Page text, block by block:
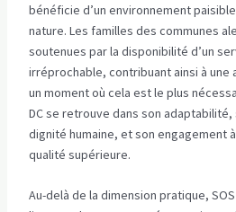
bénéficie d’un environnement
nature. Les familles des communes
soutenues par la disponibilité d’un
irréprochable, contribuant ainsi à
un moment où cela est le plus
DC se retrouve dans son
dignité humaine, et son engagement
qualité supérieure.
Au-delà de la dimension pratique,